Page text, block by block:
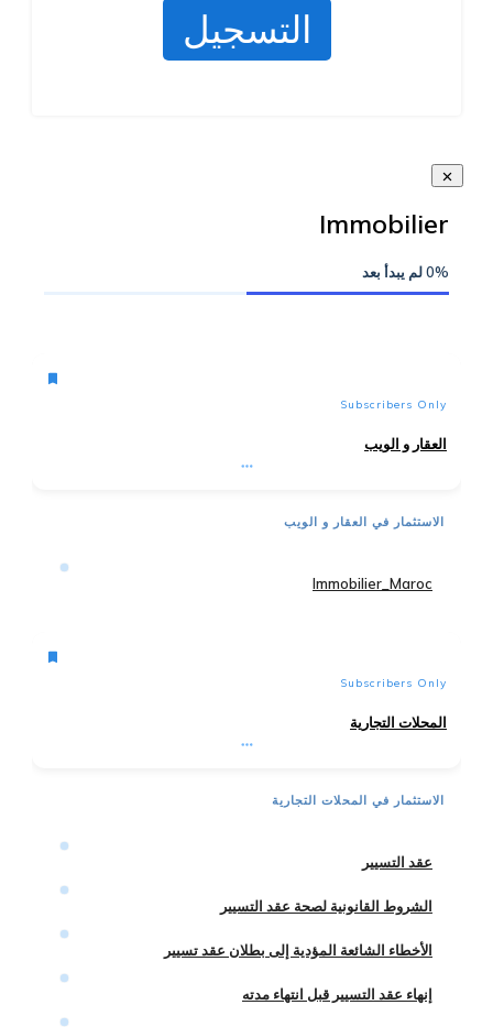
التسجيل
Immobilier
0% لم يبدأ بعد
Subscribers Only
العقار و الويب
الاستثمار في العقار و الويب
Immobilier_Maroc
Subscribers Only
المحلات التجارية
الاستثمار في المحلات التجارية
عقد التسيير
الشروط القانونية لصحة عقد التسيير
الأخطاء الشائعة المؤدية إلى بطلان عقد تسيير
إنهاء عقد التسيير قبل انتهاء مدته